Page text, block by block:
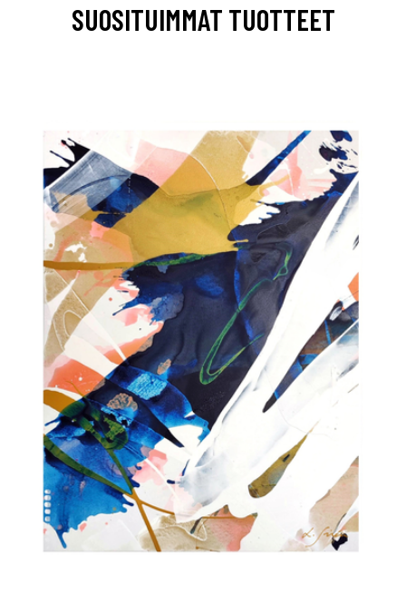
SUOSITUIMMAT TUOTTEET